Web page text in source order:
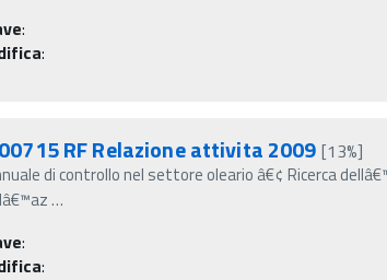
:
:
RF Relazione attivita 2009 [13%]
di controllo nel settore oleario â€¢ Ricerca
…
:
: